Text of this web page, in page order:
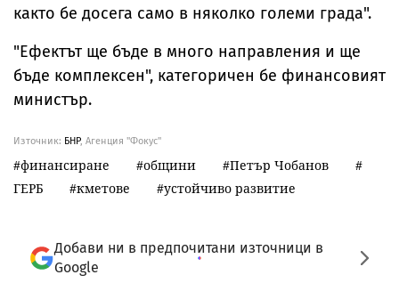
както бе досега само в няколко големи града".
"Ефектът ще бъде в много направления и ще
бъде комплексен", категоричен бе финансовият
министър.
Източник: БНР, Агенция "Фокус"
финансиране общини
Петър Чобанов
ГЕРБ
кметове устойчиво развитие
Добави ни в предпочитани източници в
Google